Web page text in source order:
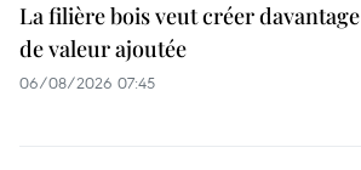
La filière bois veut créer davantage
de valeur ajoutée
06/08/2026 07:45